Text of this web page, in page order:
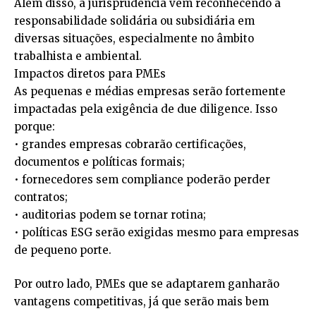
Além disso, a jurisprudência vem reconhecendo a
responsabilidade solidária ou subsidiária em
diversas situações, especialmente no âmbito
trabalhista e ambiental.
Impactos diretos para PMEs
As pequenas e médias empresas serão fortemente
impactadas pela exigência de due diligence. Isso
porque:
• grandes empresas cobrarão certificações,
documentos e políticas formais;
• fornecedores sem compliance poderão perder
contratos;
• auditorias podem se tornar rotina;
• políticas ESG serão exigidas mesmo para empresas
de pequeno porte.
Por outro lado, PMEs que se adaptarem ganharão
vantagens competitivas, já que serão mais bem